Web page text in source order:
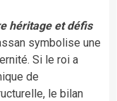
héritage et défis
symbolise une
Si le roi a
de
le bilan